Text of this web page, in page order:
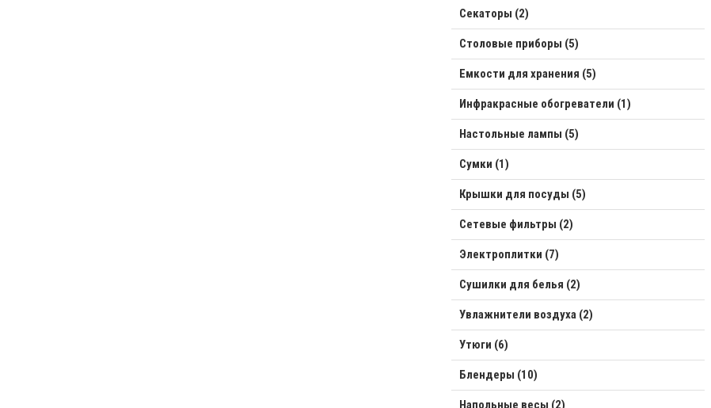
Секаторы (2)
Столовые приборы (5)
Емкости для хранения (5)
Инфракрасные обогреватели (1)
Настольные лампы (5)
Сумки (1)
Крышки для посуды (5)
Сетевые фильтры (2)
Электроплитки (7)
Сушилки для белья (2)
Увлажнители воздуха (2)
Утюги (6)
Блендеры (10)
Напольные весы (2)